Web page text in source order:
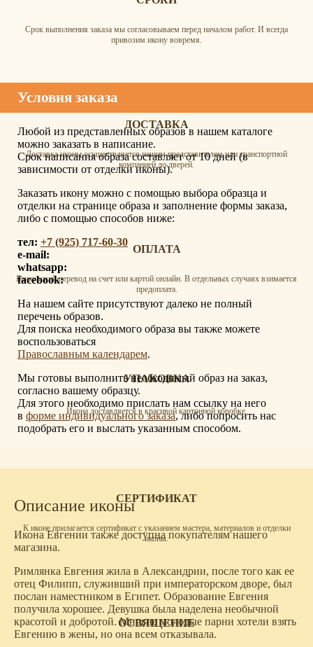
Срок выполнения заказа мы согласовываем перед началом работ. И всегда
привозим икону вовремя.
ДОСТАВКА
Доставка иконы осуществляется нашим представителем или транспортной
компанией до дверей.
ОПЛАТА
Банковский перевод на счет или картой онлайн. В отдельных случаях взимается
предоплата.
УПАКОВКА
Икона доставляется в красивой картонной коробке.
СЕРТИФИКАТ
К иконе прилагается сертификат с указанием мастера, материалов и отделки
иконы.
ОСВЯЩЕНИЕ
Условия заказа
Любой из представленных образов в нашем каталоге
можно заказать в написание.
Срок написания образа составляет от 10 дней (в
зависимости от отделки иконы).
Заказать икону можно с помощью выбора образца и
отделки на странице образа и заполнение формы заказа,
либо с помощью способов ниже:
тел: +7 (925) 717-60-30
e-mail:
whatsapp:
facebook:
На нашем сайте присутствуют далеко не полный
перечень образов.
Для поиска необходимого образа вы также можете
воспользоваться
Православным календарем.
Мы готовы выполнить необходимый образ на заказ,
согласно вашему образцу.
Для этого необходимо прислать нам ссылку на него
в форме индивидуального заказа, либо попросить нас
подобрать его и выслать указанным способом.
Описание иконы
Икона Евгении также доступна покупателям нашего
магазина.
Римлянка Евгения жила в Александрии, после того как ее
отец Филипп, служивший при императорском дворе, был
послан наместником в Египет. Образование Евгения
получила хорошее. Девушка была наделена необычной
красотой и добротой. Многие молодые парни хотели взять
Евгению в жены, но она всем отказывала.